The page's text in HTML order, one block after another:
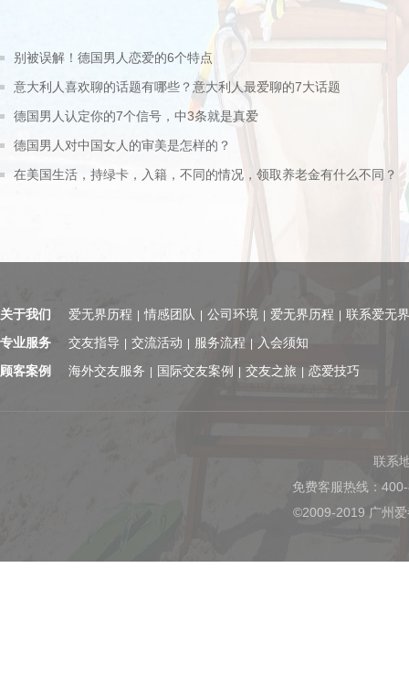
别被误解！德国男人恋爱的6个特点
意大利人喜欢聊的话题有哪些？意大利人最爱聊的7大话题
德国男人认定你的7个信号，中3条就是真爱
德国男人对中国女人的审美是怎样的？
在美国生活，持绿卡，入籍，不同的情况，领取养老金有什么不同？
关于我们 爱无界历程 情感团队 公司环境 爱无界历程
联系爱无界
专业服务
交友指导 交流活动 服务流程
入会须知
顾客案例
海外交友服务 国际交友案例 交友之旅 恋爱技巧
联系
免费客服热线：400-
©2009-2019 广州